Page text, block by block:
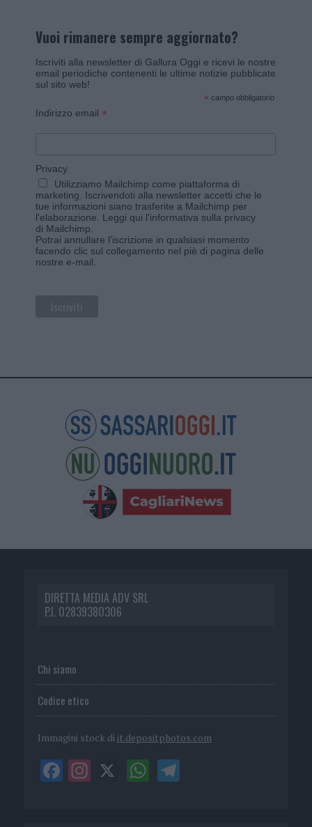
Vuoi rimanere sempre aggiornato?
Iscriviti alla newsletter di Gallura Oggi e ricevi le nostre
email periodiche contenenti le ultime notizie pubblicate
sul sito web!
* campo obbligatorio
Indirizzo email *
Privacy
Utilizziamo Mailchimp come piattaforma di
marketing. Iscrivendoti alla newsletter accetti che le
tue informazioni siano trasferite a Mailchimp per
l'elaborazione. Leggi qui l'informativa sulla privacy
di Mailchimp
Potrai annullare l'iscrizione in qualsiasi momento
facendo clic sul collegamento nel piè di pagina delle
nostre e-mail.
DIRETTA MEDIA ADV SRL
P.I. 02839380306
Chi siamo
Codice etico
Immagini stock di it.depositphotos.com